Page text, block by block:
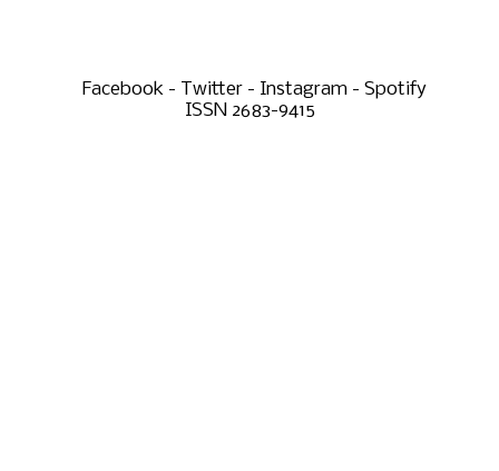
Facebook - Twitter - Instagram - Spotify
ISSN 2683-9415